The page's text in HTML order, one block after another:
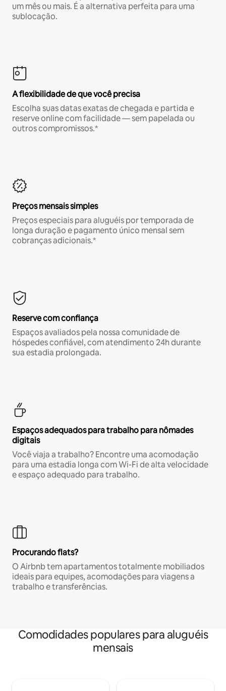
um mês ou mais. É a alternativa perfeita para uma
sublocação.
A flexibilidade de que você precisa
Escolha suas datas exatas de chegada e partida e
reserve online com facilidade — sem papelada ou
outros compromissos.*
Preços mensais simples
Preços especiais para aluguéis por temporada de
longa duração e pagamento único mensal sem
cobranças adicionais.*
Reserve com confiança
Espaços avaliados pela nossa comunidade de
hóspedes confiável, com atendimento 24h durante
sua estadia prolongada.
Espaços adequados para trabalho para nômades
digitais
Você viaja a trabalho? Encontre uma acomodação
para uma estadia longa com Wi-Fi de alta velocidade
e espaço adequado para trabalho.
Procurando flats?
O Airbnb tem apartamentos totalmente mobiliados
ideais para equipes, acomodações para viagens a
trabalho e transferências.
Comodidades populares para aluguéis
mensais